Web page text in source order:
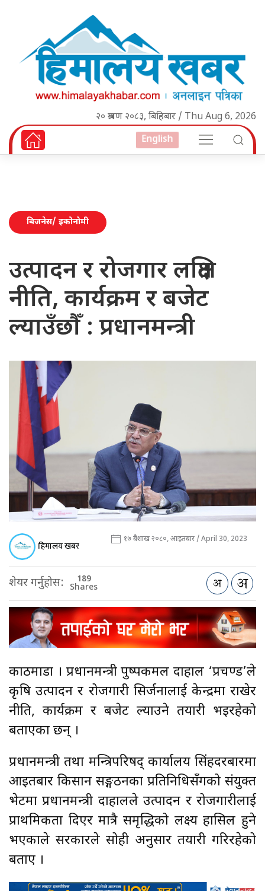
२० श्रावण २०८३, बिहिबार / Thu Aug 6, 2026
English
बिजनेस/ इकोनोमी
उत्पादन र रोजगार लक्षित
नीति, कार्यक्रम र बजेट
ल्याउँछौँ : प्रधानमन्त्री
हिमालय खबर १७ बैशाख २०८०, आइतबार / April 30, 2023
शेयर गर्नुहोस: 189
Shares
काठमाडौँ । प्रधानमन्त्री पुष्पकमल दाहाल ‘प्रचण्ड’ले
कृषि उत्पादन र रोजगारी सिर्जनालाई केन्द्रमा राखेर
नीति, कार्यक्रम र बजेट ल्याउने तयारी भइरहेको
बताएका छन् ।
प्रधानमन्त्री तथा मन्त्रिपरिषद् कार्यालय सिंहदरबारमा
आइतबार किसान सङ्गठनका प्रतिनिधिसँगको संयुक्त
भेटमा प्रधानमन्त्री दाहालले उत्पादन र रोजगारीलाई
प्राथमिकता दिएर मात्रै समृद्धिको लक्ष्य हासिल हुने
भएकाले सरकारले सोही अनुसार तयारी गरिरहेको
बताए ।